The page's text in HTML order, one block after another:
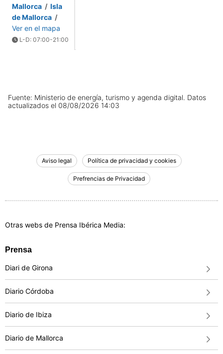
Mallorca / Isla
de Mallorca /
Ver en el mapa
L-D: 07:00-21:00
Fuente: Ministerio de energía, turismo y agenda digital. Datos
actualizados el 08/08/2026 14:03
Aviso legal Política de privacidad y cookies
Prefrencias de Privacidad
Otras webs de Prensa Ibérica Media:
Prensa
Diari de Girona
Diario Córdoba
Diario de Ibiza
Diario de Mallorca